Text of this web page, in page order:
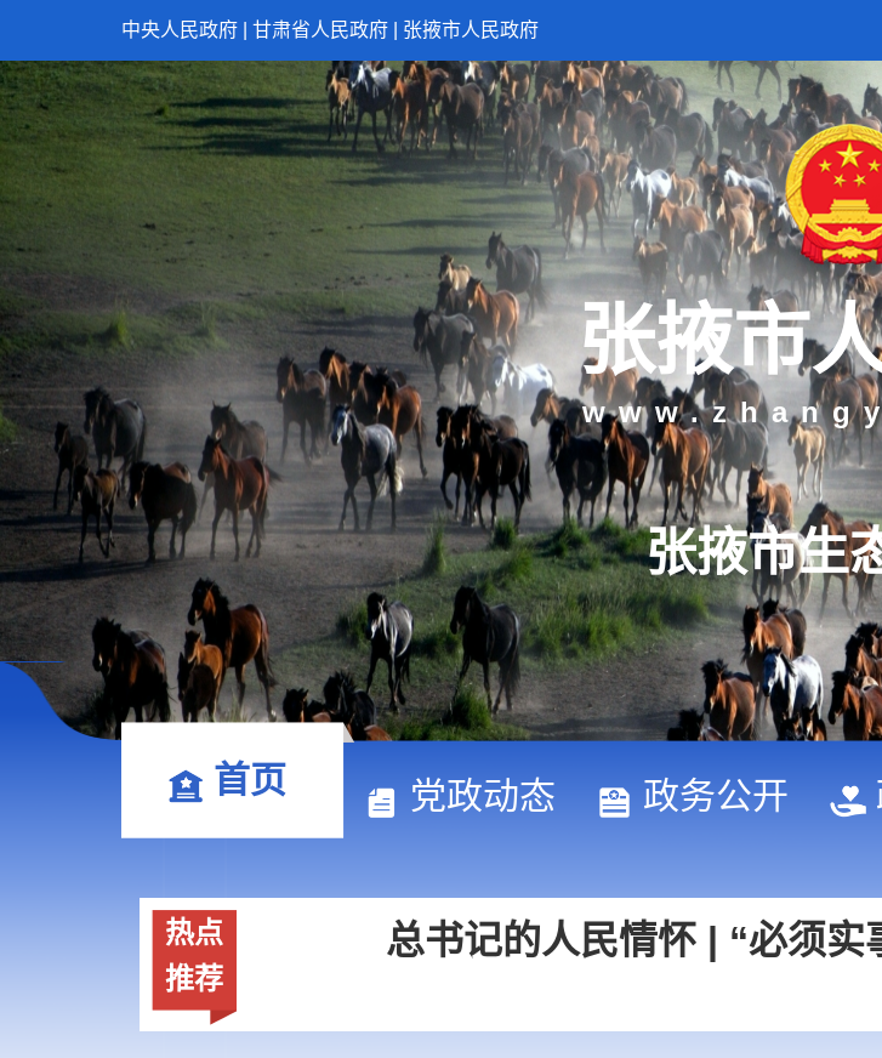
中央人民政府 甘肃省人民政府 张掖市人民政府
张掖市
张掖市生
首页 党政动态 政务公开
热点
推荐
总书记的人民情怀 | “建设社会主
总书记的人民情怀 | “必须
总书记的人民情怀 | “建设社会主